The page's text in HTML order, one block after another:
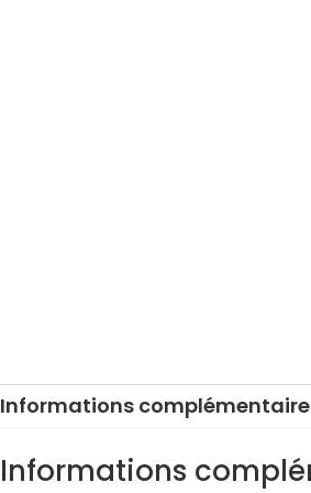
Informations
Informations